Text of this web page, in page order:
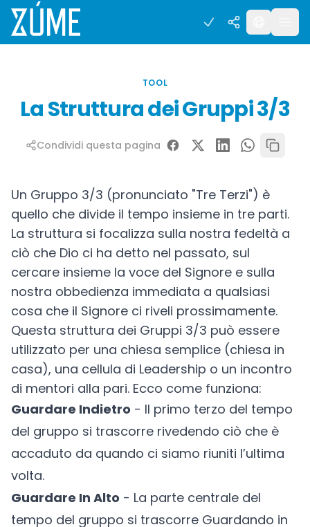
TOOL
La Struttura dei Gruppi 3/3
Condividi questa pagina
Un Gruppo 3/3 (pronunciato "Tre Terzi") è
quello che divide il tempo insieme in tre parti.
La struttura si focalizza sulla nostra fedeltà a
ciò che Dio ci ha detto nel passato, sul
cercare insieme la voce del Signore e sulla
nostra obbedienza immediata a qualsiasi
cosa che il Signore ci riveli prossimamente.
Questa struttura dei Gruppi 3/3 può essere
utilizzato per una chiesa semplice (chiesa in
casa), una cellula di Leadership o un incontro
di mentori alla pari. Ecco come funziona:
Guardare Indietro - Il primo terzo del tempo
del gruppo si trascorre rivedendo ciò che è
accaduto da quando ci siamo riuniti l’ultima
volta.
Guardare In Alto - La parte centrale del
tempo del gruppo si trascorre Guardando in